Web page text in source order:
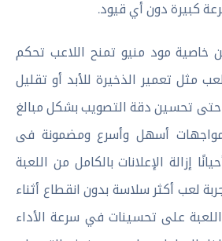
كبيرة دون أي قيود.
خاصية مود منيو تمنح اللاعب تحكم
مثل تعمير الذخيرة للأبد أو تقليل
حتى تحسين دقة التصويب بشكل مبالغ
أسهل وأسرع ومضمونة فى
إزالة الإعلانات بالكامل من اللعبة
لعب أكثر سلاسة بدون انقطاع أثناء
على تحسينات في سرعة الأداء